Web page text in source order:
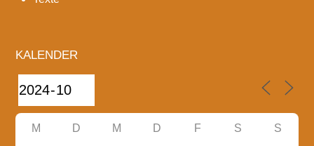
KALENDER
M D M D F S S